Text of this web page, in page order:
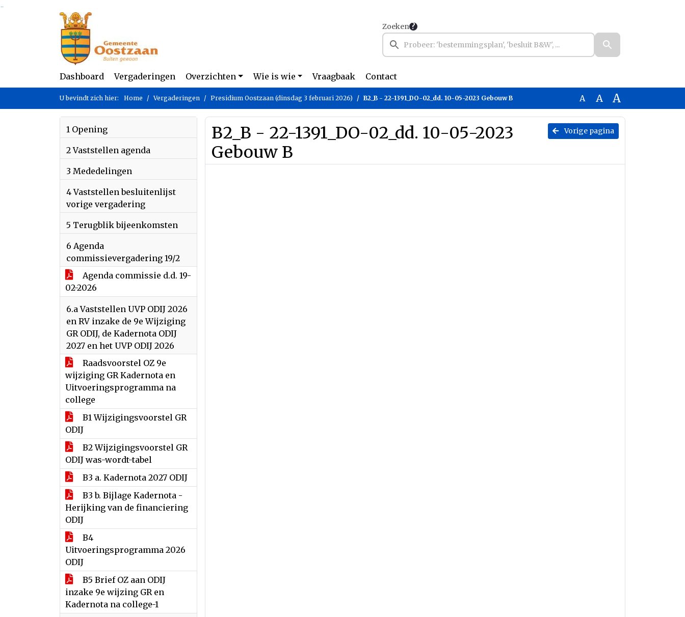
Ga naar de inhoud van deze pagina
Ga naar het zoeken
Ga naar het menu
Zoeken
Dashboard Vergaderingen Overzichten Wie is wie Vraagbaak Contact
U bevindt zich hier: Home Vergaderingen Presidium Oostzaan (dinsdag 3 februari 2026) B2_B - 22-1391_DO-02_dd. 10-05-2023 Gebouw B A A A
1 Opening
2 Vaststellen agenda
3 Mededelingen
4 Vaststellen besluitenlijst
vorige vergadering
5 Terugblik bijeenkomsten
6 Agenda
commissievergadering 19/2
Agenda commissie d.d. 19-
02-2026
6.a Vaststellen UVP ODIJ 2026
en RV inzake de 9e Wijziging
GR ODIJ, de Kadernota ODIJ
2027 en het UVP ODIJ 2026
Raadsvoorstel OZ 9e
wijziging GR Kadernota en
Uitvoeringsprogramma na
college
B1 Wijzigingsvoorstel GR
ODIJ
B2 Wijzigingsvoorstel GR
ODIJ was-wordt-tabel
B3 a. Kadernota 2027 ODIJ
B3 b. Bijlage Kadernota -
Herijking van de financiering
ODIJ
B4
Uitvoeringsprogramma 2026
ODIJ
B5 Brief OZ aan ODIJ
inzake 9e wijzing GR en
Kadernota na college-1
Vorige pagina
B2_B - 22-1391_DO-02_dd. 10-05-2023
Gebouw B